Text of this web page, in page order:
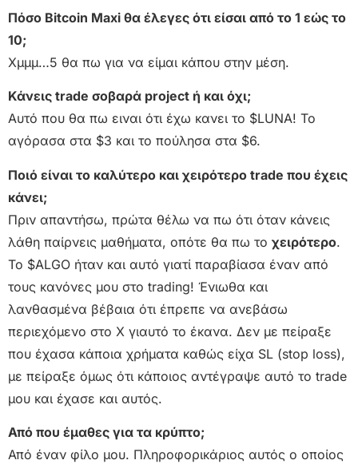
Πόσο Bitcoin Maxi θα έλεγες ότι είσαι από το 1 εώς το
10;
Χμμμ…5 θα πω για να είμαι κάπου στην μέση.
Κάνεις trade σοβαρά project ή και όχι;
Αυτό που θα πω ειναι ότι έχω κανει το $LUNA! Το
αγόρασα στα $3 και το πούλησα στα $6.
Ποιό είναι το καλύτερo και χειρότερο trade που έχεις
κάνει;
Πριν απαντήσω, πρώτα θέλω να πω ότι όταν κάνεις
λάθη παίρνεις μαθήματα, οπότε θα πω το χειρότερο.
Το $ALGO ήταν και αυτό γιατί παραβίασα έναν από
τους κανόνες μου στο trading! Ένιωθα και
λανθασμένα βέβαια ότι έπρεπε να ανεβάσω
περιεχόμενο στο Χ γιαυτό το έκανα. Δεν με πείραξε
που έχασα κάποια χρήματα καθώς είχα SL (stop loss),
με πείραξε όμως ότι κάποιος αντέγραψε αυτό το trade
μου και έχασε και αυτός.
Από που έμαθες για τα κρύπτο;
Από έναν φίλο μου. Πληροφορικάριος αυτός ο οποίος